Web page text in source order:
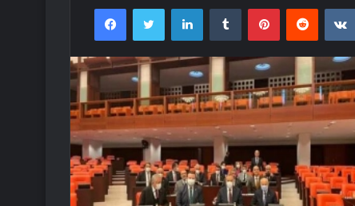
FacebookTwitter LinkedInTumblr PinterestReddit